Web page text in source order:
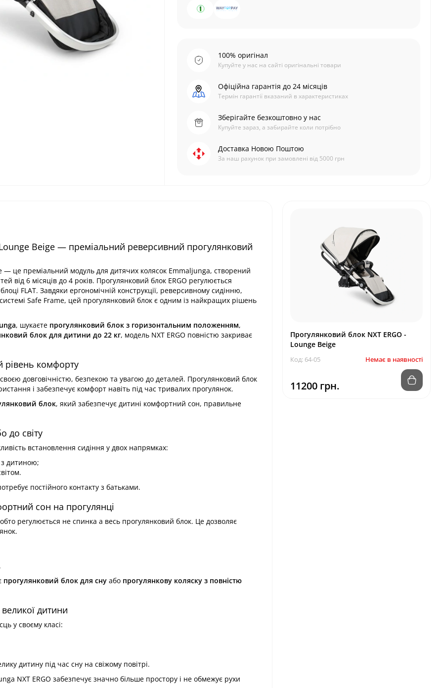
100% оригінал
Купуйте у нас на сайті оригінальні товари
Офіційна гарантія до 24 місяців
Термін гарантії вказаний в характеристиках
Зберігайте безкоштовно у нас
Купуйте зараз, а забирайте коли потрібно
Доставка Новою Поштою
За наш рахунок при замовлені від 5000 грн
Beige — преміальний реверсивний прогулянковий
— це преміальний модуль для дитячих колясок Emmaljunga, створений
від 6 місяців до 4 років. Прогулянковий блок ERGO регулюється
FLAT. Завдяки ергономічній конструкції, реверсивному сидінню,
Safe Frame, цей прогулянковий блок є одним із найкращих рішень
, шукаєте прогулянковий блок з горизонтальним положенням,
блок для дитини до 22 кг, модель NXT ERGO повністю закриває
рівень комфорту
довговічністю, безпекою та увагою до деталей. Прогулянковий блок
і забезпечує комфорт навіть під час тривалих прогулянок.
блок, який забезпечує дитині комфортний сон, правильне
до світу
встановлення сидіння у двох напрямках:
дитиною;
постійного контакту з батьками.
сон на прогулянці
регулюється не спинка а весь прогулянковий блок. Це дозволяє
прогулянковий блок для сну або прогулянкову коляску з повністю
дитини
у своєму класі:
дитину під час сну на свіжому повітрі.
NXT ERGO забезпечує значно більше простору і не обмежує рухи
Прогулянковий блок NXT ERGO -
Lounge Beige
Код: 64-05 Немає в наявності
11200 грн.